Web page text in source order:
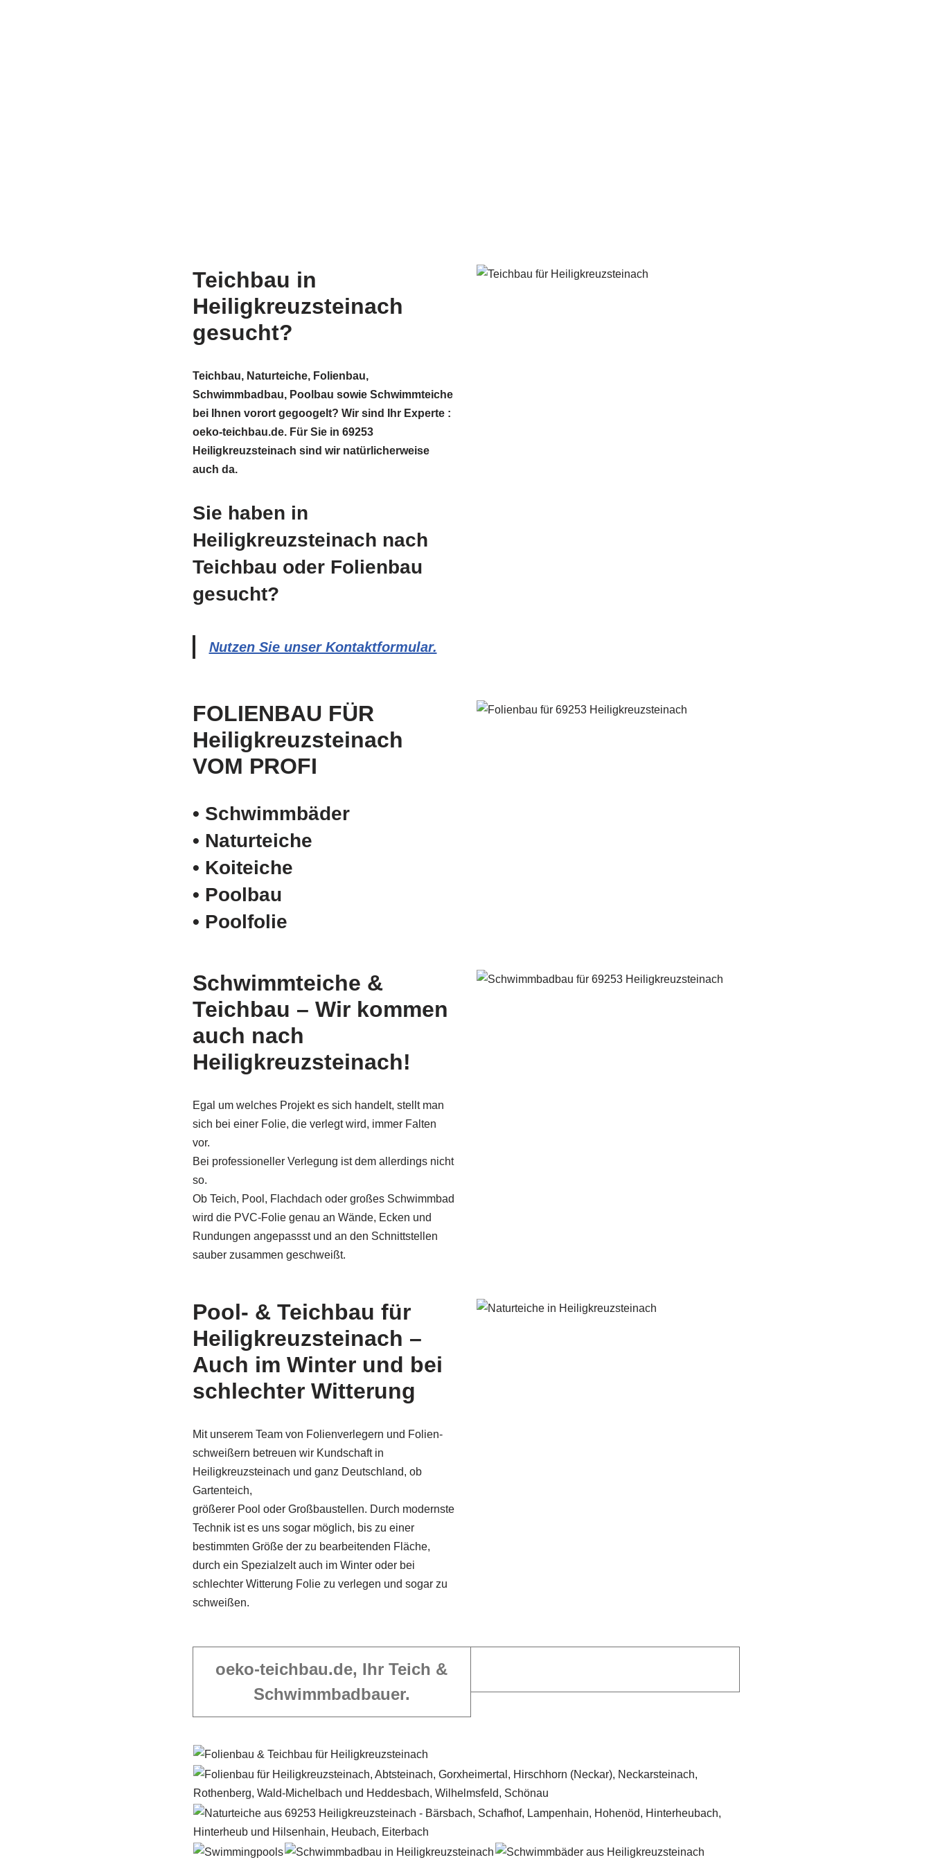
Teichbau in
Heiligkreuzsteinach
gesucht?
Teichbau, Naturteiche, Folienbau,
Schwimmbadbau, Poolbau sowie Schwimmteiche
bei Ihnen vorort gegoogelt? Wir sind Ihr Experte :
oeko-teichbau.de. Für Sie in 69253
Heiligkreuzsteinach sind wir natürlicherweise
auch da.
Sie haben in
Heiligkreuzsteinach nach
Teichbau oder Folienbau
gesucht?
Nutzen Sie unser Kontaktformular.
FOLIENBAU FÜR
Heiligkreuzsteinach
VOM PROFI
• Schwimm­bäder
• Naturteiche
• Koiteiche
• Poolbau
• Poolfolie
Schwimmteiche &
Teichbau – Wir kommen
auch nach
Heiligkreuzsteinach!
Egal um welches Projekt es sich handelt, stellt man
sich bei einer Folie, die verlegt wird, immer Falten
vor.
Bei professioneller Verlegung ist dem allerdings nicht
so.
Ob Teich, Pool, Flachdach oder großes Schwimmbad
wird die PVC-Folie genau an Wände, Ecken und
Rundungen angepassst und an den Schnittstellen
sauber zusammen geschweißt.
Pool- & Teichbau für
Heiligkreuzsteinach –
Auch im Winter und bei
schlechter Witterung
Mit unserem Team von Folienverlegern und Folien­
schweißern betreuen wir Kundschaft in
Heiligkreuzsteinach und ganz Deutschland, ob
Gartenteich,
größerer Pool oder Großbaustellen. Durch modernste
Technik ist es uns sogar möglich, bis zu einer
bestimmten Größe der zu bearbeitenden Fläche,
durch ein Spezi­alzelt auch im Winter oder bei
schlechter Witterung Folie zu verlegen und sogar zu
schweißen.
oeko-teichbau.de, Ihr Teich &
Schwimmbadbauer.